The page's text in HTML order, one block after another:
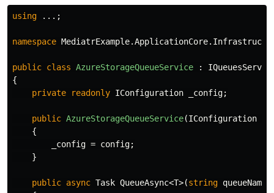
using ... ;
namespace
public class AzureStorageQueueService :
{
private
readonly IConfiguration _config;
public AzureStorageQueueService(IConfiguration
{
_config = config;
}
public async Task QueueAsync<T>(string queueName